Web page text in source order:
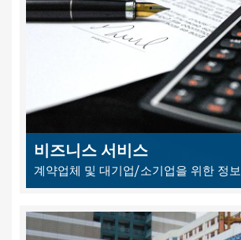
비즈니스 서비스
계약업체 및 대기업/소기업을 위한 정보